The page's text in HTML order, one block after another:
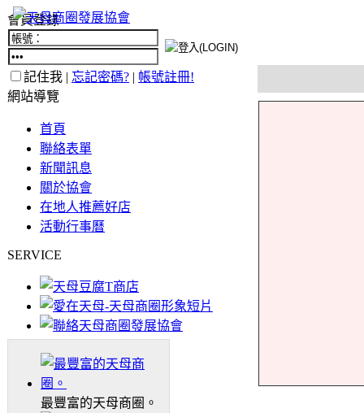
會員登錄
記住我 | 忘記密碼? | 帳號註冊!
網站導覽
首頁
聯絡表單
新聞訊息
關於協會
在地人推薦好店
活動行事曆
SERVICE
最豐富的天母商圈。